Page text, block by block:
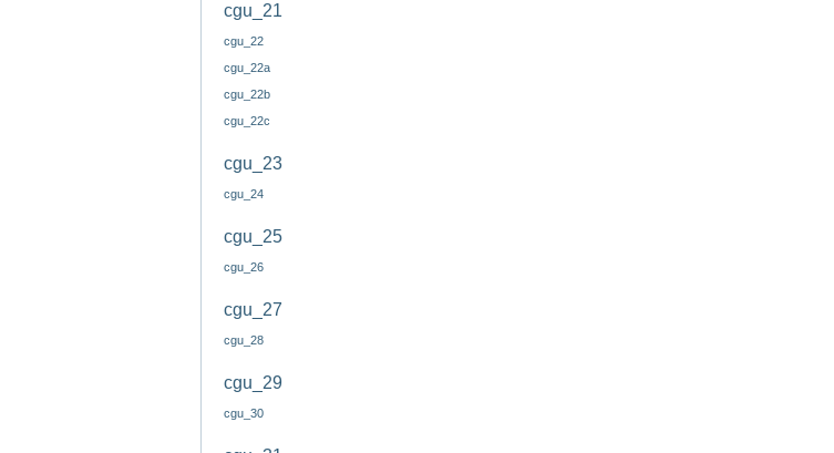
cgu_21
cgu_22
cgu_22a
cgu_22b
cgu_22c
cgu_23
cgu_24
cgu_25
cgu_26
cgu_27
cgu_28
cgu_29
cgu_30